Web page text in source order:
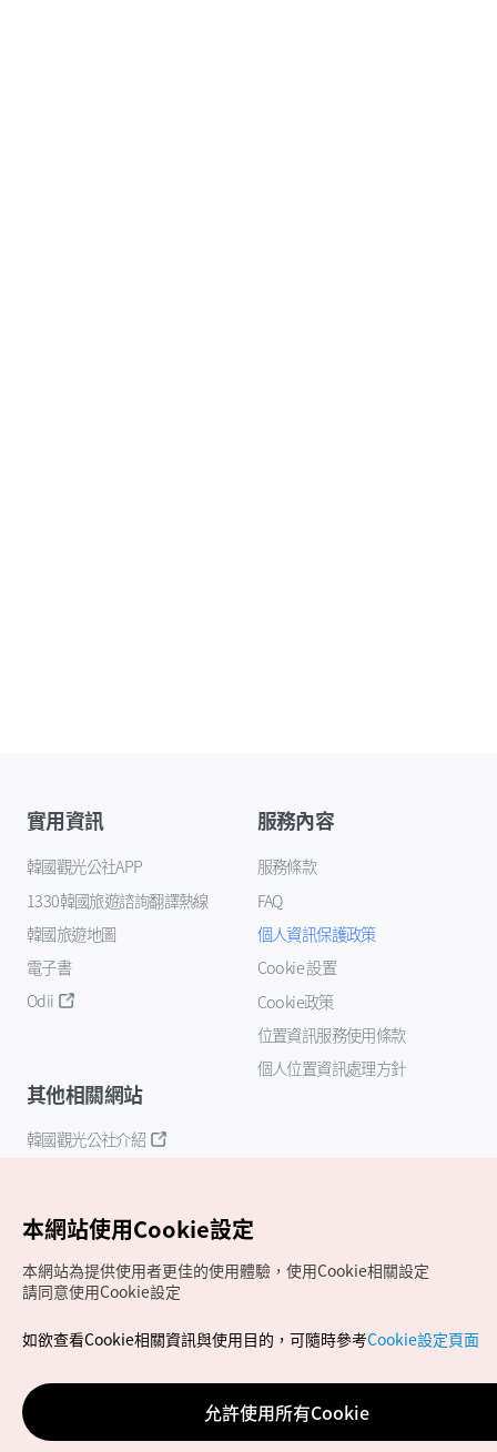
實用資訊
韓國觀光公社APP
1330韓國旅遊諮詢翻譯熱線
韓國旅遊地圖
電子書
Odii
服務內容
服務條款
FAQ
個人資訊保護政策
Cookie 設置
Cookie政策
位置資訊服務使用條款
個人位置資訊處理方針
其他相關網站
韓國觀光公社介紹
Copyrights (c) 韓國觀光公社版權所有
如有相關疑問或建議，歡迎來信至官方信箱
chinese_big5@knto.or.kr
本網站使用Cookie設定
本網站為提供使用者更佳的使用體驗，使用Cookie相關設定
請同意使用Cookie設定
如欲查看Cookie相關資訊與使用目的，可隨時參考Cookie設定頁面
允許使用所有Cookie